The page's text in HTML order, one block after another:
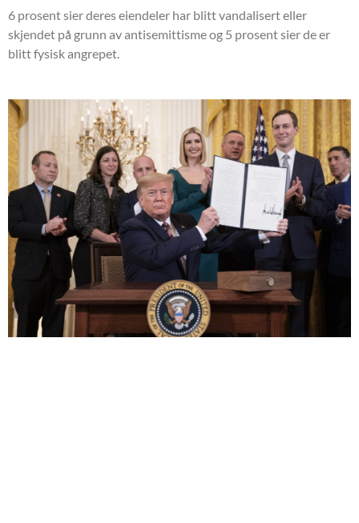
6 prosent sier deres eiendeler har blitt vandalisert eller
skjendet på grunn av antisemittisme og 5 prosent sier de er
blitt fysisk angrepet.